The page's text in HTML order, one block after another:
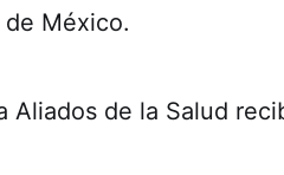
México.
Aliados de la Salud